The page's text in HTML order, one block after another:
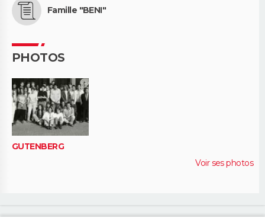
Famille "BENI"
PHOTOS
GUTENBERG
Voir ses photos